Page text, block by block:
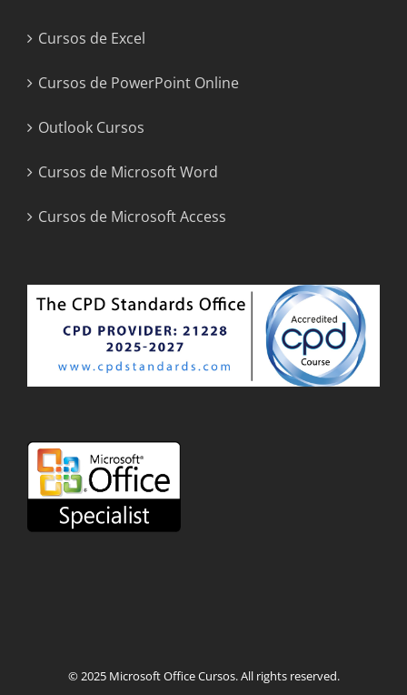
Cursos de Excel
Cursos de PowerPoint Online
Outlook Cursos
Cursos de Microsoft Word
Cursos de Microsoft Access
© 2025 Microsoft Office Cursos. All rights reserved.